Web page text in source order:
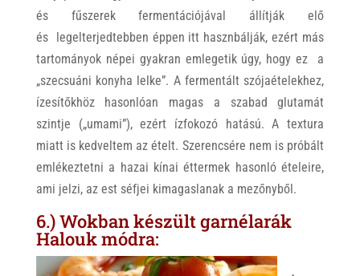
és fűszerek fermentációjával állítják elő
és legelterjedtebben éppen itt hasznbálják, ezért más
tartományok népei gyakran emlegetik úgy, hogy ez a
„szecsuáni konyha lelke”. A fermentált szójaételekhez,
ízesítőkhöz hasonlóan magas a szabad glutamát
szintje („umami”), ezért ízfokozó hatású. A textura
miatt is kedveltem az ételt. Szerencsére nem is próbált
emlékeztetni a hazai kínai éttermek hasonló ételeire,
ami jelzi, az est séfjei kimagaslanak a mezőnyből.
6.) Wokban készült garnélarák
Halouk módra: